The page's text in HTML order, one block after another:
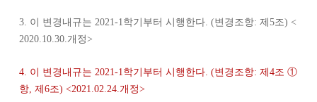
3. 이 변경내규는2021-1학기부터 시행한다. (변경조항:제5조) <
2020.10.30.개정>
4. 이 변경내규는2021-1학기부터 시행한다. (변경조항:제4조①
항,제6조) <2021.02.24.개정>